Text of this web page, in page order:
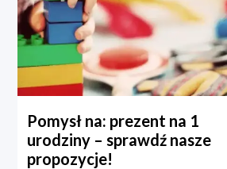
Pomysł na: prezent na 1
urodziny – sprawdź nasze
propozycje!